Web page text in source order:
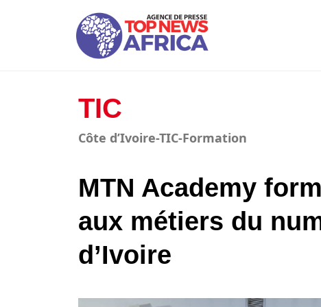
TIC
Côte d’Ivoire-TIC-Formation
MTN Academy
aux métiers du
d’Ivoire